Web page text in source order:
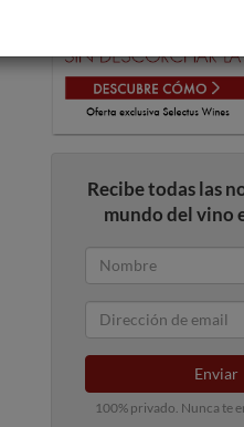
Recibe todas las
mundo del vino
Enviar
100% privado. Nunca te